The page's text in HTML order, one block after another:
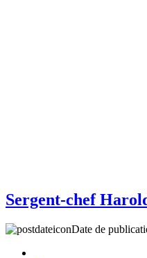
Sergent-chef
Date de